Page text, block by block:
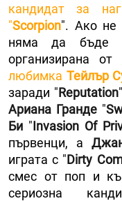
кандидат за
"Scorpion". Ако не
няма да бъде
организирана от
любимка Тейлър
заради "Reputation
Ариана Гранде "
Би "Invasion Оf
първенци, а
играта с "Dirty
смес от поп и
сериозна